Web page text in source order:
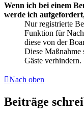
Wenn ich bei einem
werde ich
Nur registrierte
Funktion für
diese von der
Diese Maßnahme
Gäste verhindern.
Nach oben
Beiträge